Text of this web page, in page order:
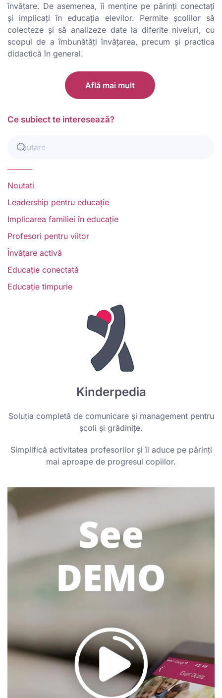
învățare. De asemenea, îi menține pe părinți conectați
și implicați în educația elevilor. Permite școlilor să
colecteze și să analizeze date la diferite niveluri, cu
scopul de a îmbunătăți învățarea, precum și practica
didactică în general.
Află mai mult
Ce subiect te interesează?
Noutati
Leadership pentru educație
Implicarea familiei în educație
Profesori pentru viitor
Învățare activă
Educație conectată
Educație timpurie
Kinderpedia
Soluția completă de comunicare și management pentru
școli și grădinițe.
Simplifică activitatea profesorilor și îi aduce pe părinți
mai aproape de progresul copiilor.